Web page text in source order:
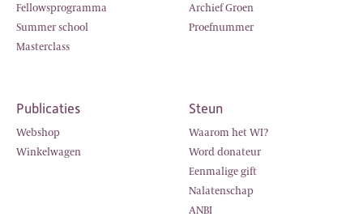
Fellowsprogramma
Summer school
Masterclass
Archief Groen
Proefnummer
Publicaties
Webshop
Winkelwagen
Steun
Waarom het WI?
Word donateur
Eenmalige gift
Nalatenschap
ANBI